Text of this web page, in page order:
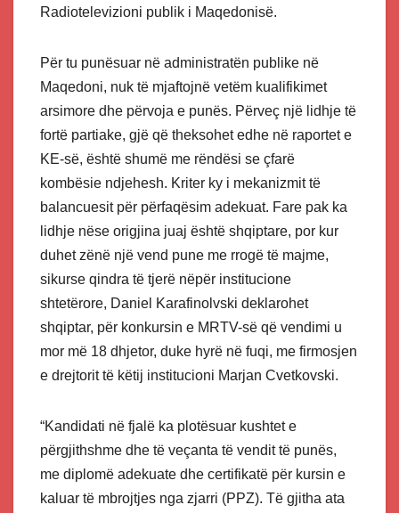
Radiotelevizioni publik i Maqedonisë.
Për tu punësuar në administratën publike në
Maqedoni, nuk të mjaftojnë vetëm kualifikimet
arsimore dhe përvoja e punës. Përveç një lidhje të
fortë partiake, gjë që theksohet edhe në raportet e
KE-së, është shumë me rëndësi se çfarë
kombësie ndjehesh. Kriter ky i mekanizmit të
balancuesit për përfaqësim adekuat. Fare pak ka
lidhje nëse origjina juaj është shqiptare, por kur
duhet zënë një vend pune me rrogë të majme,
sikurse qindra të tjerë nëpër institucione
shtetërore, Daniel Karafinolvski deklarohet
shqiptar, për konkursin e MRTV-së që vendimi u
mor më 18 dhjetor, duke hyrë në fuqi, me firmosjen
e drejtorit të këtij institucioni Marjan Cvetkovski.
“Kandidati në fjalë ka plotësuar kushtet e
përgjithshme dhe të veçanta të vendit të punës,
me diplomë adekuate dhe certifikatë për kursin e
kaluar të mbrojtjes nga zjarri (PPZ). Të gjitha ata